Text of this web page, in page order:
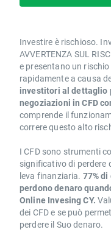
Investire è rischioso.
AVVERTENZA SUL
e presentano un
rapidamente a causa
investitori al dettaglio
negoziazioni in CFD
comprende il
correre questo alto
I CFD sono strumenti
significativo di perdere
leva finanziaria. 77%
perdono denaro
Online Invesing CY.
dei CFD e se può
perdere il Suo denaro.